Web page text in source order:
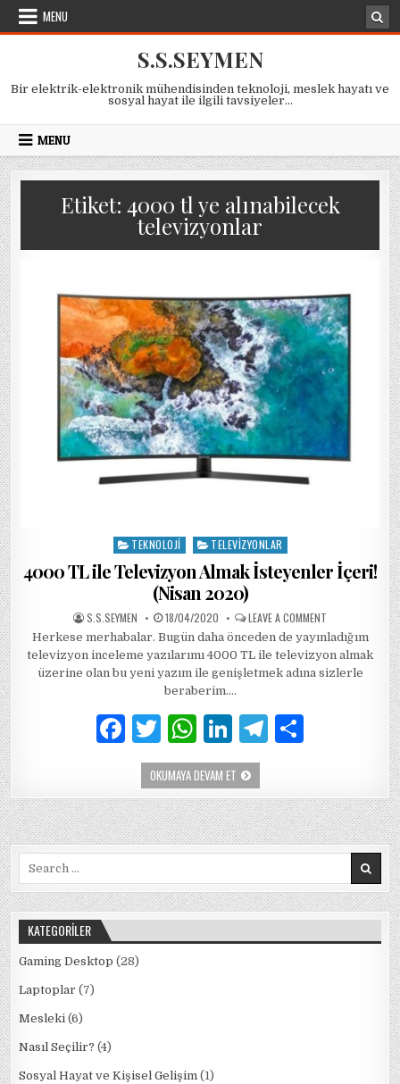
Skip
MENU
S.S.SEYMEN
Bir elektrik-elektronik mühendisinden teknoloji, meslek hayatı ve
sosyal hayat ile ilgili tavsiyeler…
MENU
Etiket: 4000 tl ye alınabilecek
televizyonlar
Posted
in
TEKNOLOJI TELEVIZYONLAR
4000 TL ile Televizyon Almak İsteyenler İçeri!
(Nisan 2020)
AUTHOR:
S.S.SEYMEN PUBLISHED
DATE:
18/04/2020 LEAVE A COMMENT
TL
TELEVIZYON
ALMAK
İSTEYENLER
Herkese merhabalar. Bugün daha önceden de yayınladığım
televizyon inceleme yazılarımı 4000 TL ile televizyon almak
üzerine olan bu yeni yazım ile genişletmek adına sizlerle
beraberim….
F
a
c
e
b
o
k
T
w
it
te
r
W
h
at
s
A
p
Li
n
k
e
dI
T
g
ra
e
OKUMAYA DEVAM ET4000
TL
ILE
TELEVIZYON
ALMAK
İSTEYENLER
İÇERI!
(NISAN
KATEGORILER
Gaming Desktop (28)
Laptoplar (7)
Mesleki (6)
Nasıl Seçilir? (4)
Sosyal Hayat ve Kişisel Gelişim (1)